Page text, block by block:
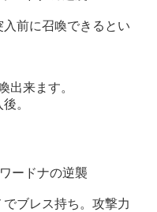
前に召喚できるとい
出来ます。
。
ブレス持ち。攻撃力